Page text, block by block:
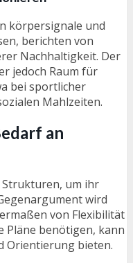
körpersignale und
berichten von
Nachhaltigkeit. Der
jedoch Raum für
bei sportlicher
Mahlzeiten.
an
um ihr
wird
von Flexibilität
Pläne benötigen, kann
Orientierung bieten.